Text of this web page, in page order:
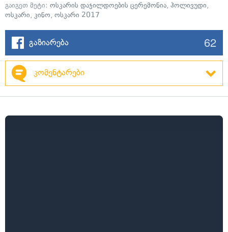
გაიგეთ მეტი: ოსკარის დაჯილდოების ცერემონია, ჰოლივუდი,
ოსკარი, კინო, ოსკარი 2017
გაზიარება 62
კომენტარები